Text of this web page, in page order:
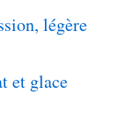
légère
et glace